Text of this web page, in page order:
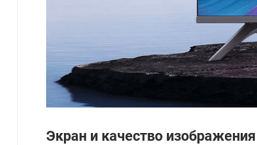
Экран и качество изображения